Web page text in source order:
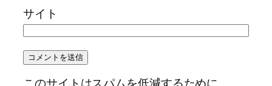
サイト
このサイトはスパムを低減するために